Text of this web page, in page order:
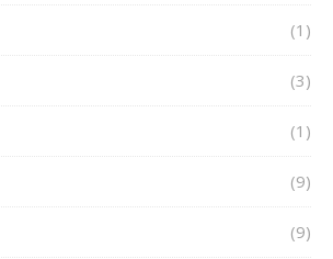
(1)
(3)
(1)
(9)
(9)